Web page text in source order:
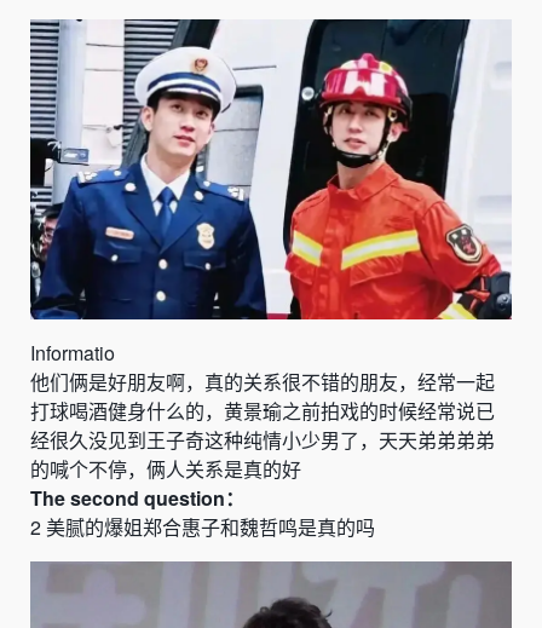
Informatio
他们俩是好朋友啊，真的关系很不错的朋友，经常一起
打球喝酒健身什么的，黄景瑜之前拍戏的时候经常说已
经很久没见到王子奇这种纯情小少男了，天天弟弟弟弟
的喊个不停，俩人关系是真的好
Thesecond question：
2美腻的爆姐郑合惠子和魏哲鸣是真的吗